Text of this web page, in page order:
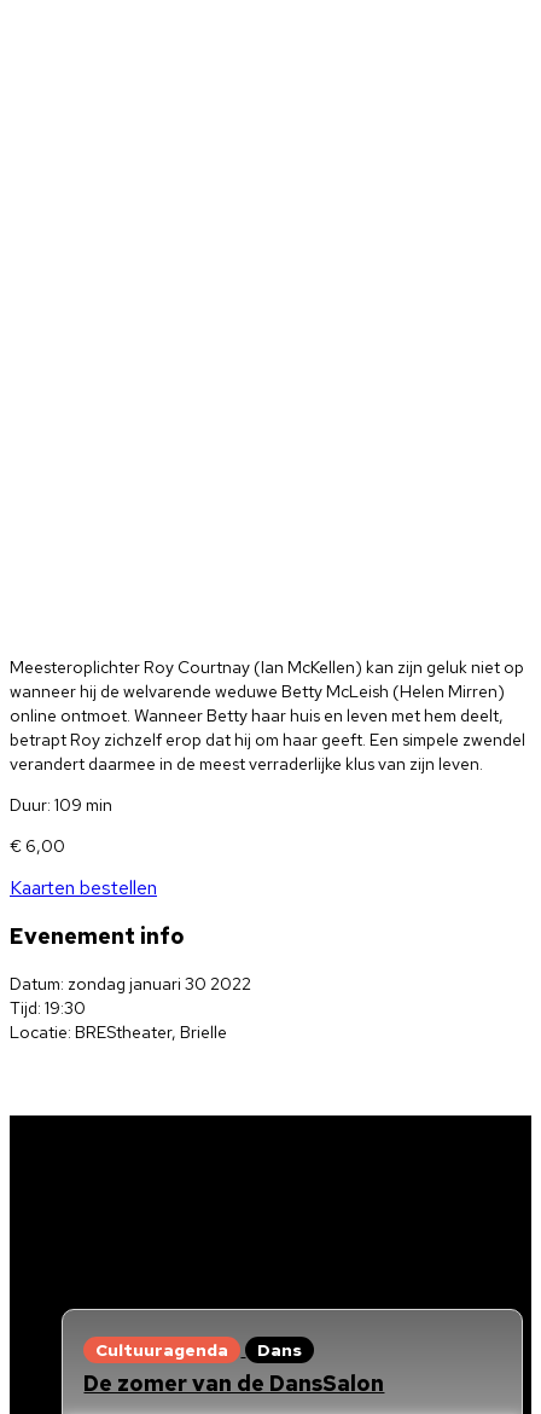
Meesteroplichter Roy Courtnay (Ian McKellen) kan zijn geluk niet op
wanneer hij de welvarende weduwe Betty McLeish (Helen Mirren)
online ontmoet. Wanneer Betty haar huis en leven met hem deelt,
betrapt Roy zichzelf erop dat hij om haar geeft. Een simpele zwendel
verandert daarmee in de meest verraderlijke klus van zijn leven.
Duur: 109 min
€ 6,00
Kaarten bestellen
Evenement info
Datum: zondag januari 30 2022
Tijd: 19:30
Locatie: BREStheater, Brielle
Cultuuragenda Dans
De zomer van de DansSalon